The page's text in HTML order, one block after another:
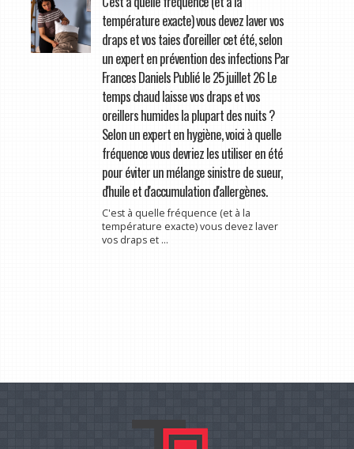
température exacte) vous devez laver vos
draps et vos taies d'oreiller cet été, selon
un expert en prévention des infections Par
Frances Daniels Publié le 25 juillet 26 Le
temps chaud laisse vos draps et vos
oreillers humides la plupart des nuits ?
Selon un expert en hygiène, voici à quelle
fréquence vous devriez les utiliser en été
pour éviter un mélange sinistre de sueur,
d'huile et d'accumulation d'allergènes.
C'est à quelle fréquence (et à la
température exacte) vous devez laver
vos draps et ...